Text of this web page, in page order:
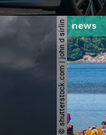
© shutterstock.com | john d sirlin